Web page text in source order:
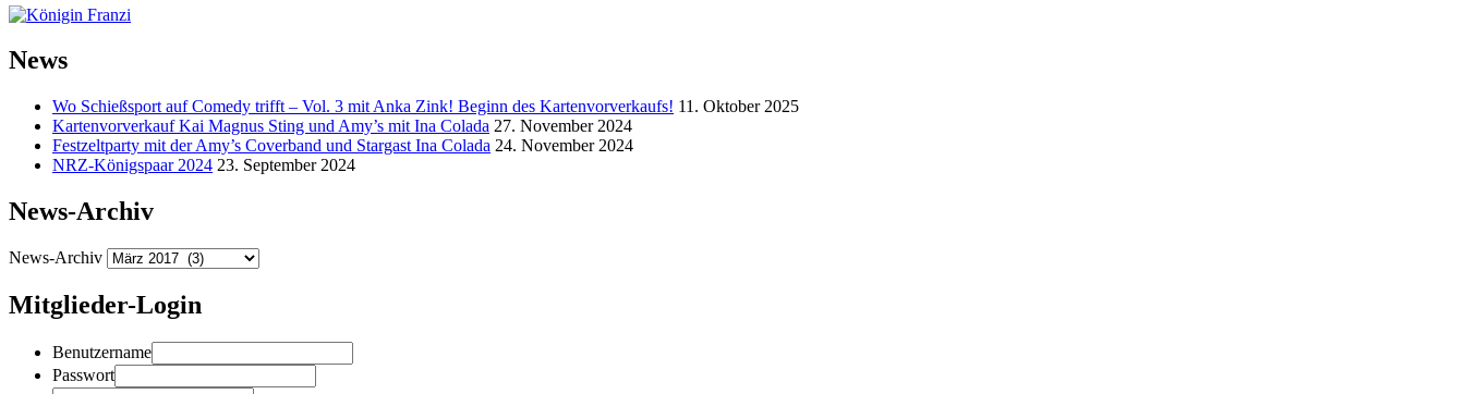
News
Wo Schießsport auf Comedy trifft – Vol. 3 mit Anka Zink! Beginn des Kartenvorverkaufs! 11. Oktober 2025
Kartenvorverkauf Kai Magnus Sting und Amy’s mit Ina Colada 27. November 2024
Festzeltparty mit der Amy’s Coverband und Stargast Ina Colada 24. November 2024
NRZ-Königspaar 2024 23. September 2024
News-Archiv
News-Archiv
Mitglieder-Login
Benutzername
Passwort